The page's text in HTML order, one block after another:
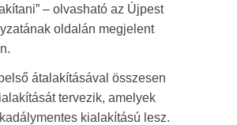
– olvasható az Újpest
oldalán megjelent
átalakításával összesen
tervezik, amelyek
kialakítású lesz.